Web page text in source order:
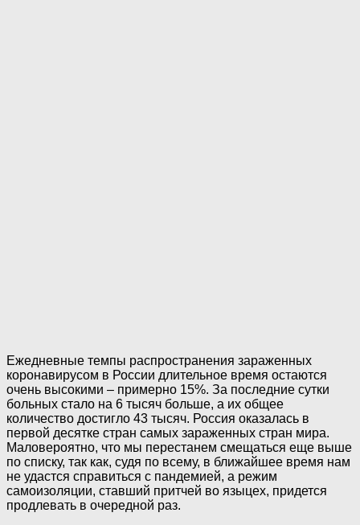
Ежедневные темпы распространения зараженных
коронавирусом в России длительное время остаются
очень высокими – примерно 15%. За последние сутки
больных стало на 6 тысяч больше, а их общее
количество достигло 43 тысяч. Россия оказалась в
первой десятке стран самых зараженных стран мира.
Маловероятно, что мы перестанем смещаться еще выше
по списку, так как, судя по всему, в ближайшее время нам
не удастся справиться с пандемией, а режим
самоизоляции, ставший притчей во языцех, придется
продлевать в очередной раз.